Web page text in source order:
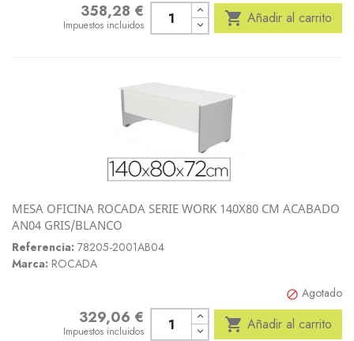
Precio358,28 €
Impuestos incluidos  Añadir al carrito
MESA OFICINA ROCADA SERIE WORK 140X80 CM ACABADO
AN04 GRIS/BLANCO
Referencia: 78205-2001AB04
Marca: ROCADA
 Agotado
Precio
329,06 €
Impuestos incluidos  Añadir al carrito